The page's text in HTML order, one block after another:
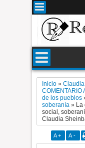
Inicio »
COMENTARIO
de los pueblos
soberanía » La
social,
Claudia
A + A -